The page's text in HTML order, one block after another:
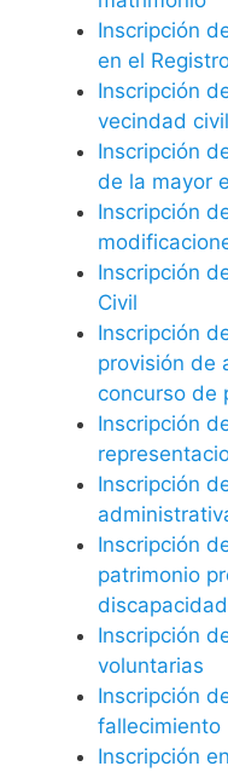
Inscripción
en el
Inscripción
vecindad civil
Inscripción
de la mayor
Inscripción
Inscripción
Civil
Inscripción
provisión de
concurso de
Inscripción
Inscripción
Inscripción
patrimonio
discapacidad
Inscripción
voluntarias
Inscripción
fallecimiento
Inscripción